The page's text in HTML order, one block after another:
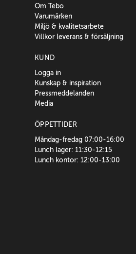
Om Tebo
Varumärken
Miljö & kvalitetsarbete
Villkor leverans & försäljning
KUND
Logga in
Kunskap & inspiration
Pressmeddelanden
Media
ÖPPETTIDER
Måndag-fredag 07:00-16:00
Lunch lager: 11:30-12:15
Lunch kontor: 12:00-13:00